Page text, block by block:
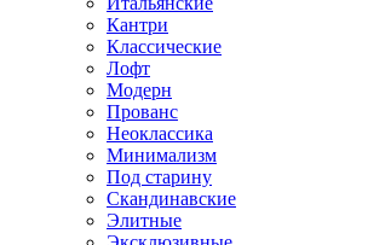
Кантри
Классические
Лофт
Модерн
Прованс
Неоклассика
Минимализм
Под старину
Скандинавские
Элитные